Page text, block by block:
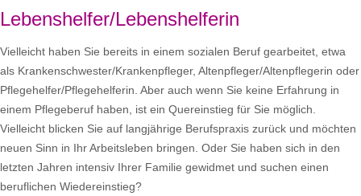
Lebenshelfer/Lebenshelferin
Vielleicht haben Sie bereits in einem sozialen Beruf gearbeitet, etwa
als Krankenschwester/Krankenpfleger, Altenpfleger/Altenpflegerin oder
Pflegehelfer/Pflegehelferin. Aber auch wenn Sie keine Erfahrung in
einem Pflegeberuf haben, ist ein Quereinstieg für Sie möglich.
Vielleicht blicken Sie auf langjährige Berufspraxis zurück und möchten
neuen Sinn in Ihr Arbeitsleben bringen. Oder Sie haben sich in den
letzten Jahren intensiv Ihrer Familie gewidmet und suchen einen
beruflichen Wiedereinstieg?